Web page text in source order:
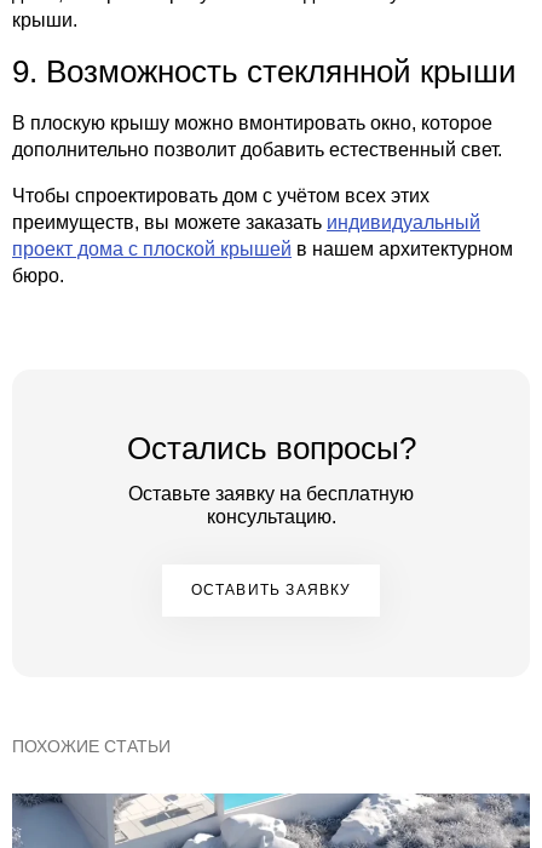
крыши.
9. Возможность стеклянной крыши
В плоскую крышу можно вмонтировать окно, которое
дополнительно позволит добавить естественный свет.
Чтобы спроектировать дом с учётом всех этих
преимуществ, вы можете заказать индивидуальный
проект дома с плоской крышей в нашем архитектурном
бюро.
Остались вопросы?
Оставьте заявку на бесплатную
консультацию.
ОСТАВИТЬ ЗАЯВКУ
ПОХОЖИЕ СТАТЬИ